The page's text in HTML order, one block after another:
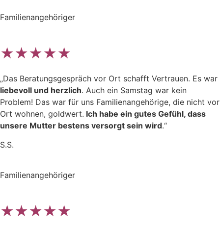
Familienangehöriger
★★★★★
„Das Beratungsgespräch vor Ort schafft Vertrauen. Es war
liebevoll und herzlich. Auch ein Samstag war kein
Problem! Das war für uns Familienangehörige, die nicht vor
Ort wohnen, goldwert. Ich habe ein gutes Gefühl, dass
unsere Mutter bestens versorgt sein wird.“
S.S.
Familienangehöriger
★★★★★